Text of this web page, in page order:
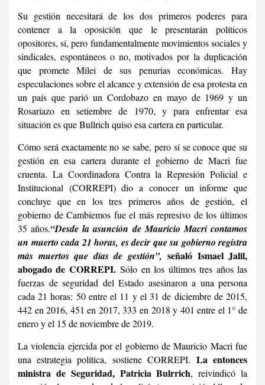
Su gestión necesitará de los dos primeros poderes para
contener a la oposición que le presentarán políticos
opositores, sí, pero fundamentalmente movimientos sociales y
sindicales, espontáneos o no, motivados por la duplicación
que promete Milei de sus penurias económicas. Hay
especulaciones sobre el alcance y extensión de esa protesta en
un país que parió un Cordobazo en mayo de 1969 y un
Rosariazo en setiembre de 1970, y para enfrentar esa
situación es que Bullrich quiso esa cartera en particular.
Cómo será exactamente no se sabe, pero sí se conoce que su
gestión en esa cartera durante el gobierno de Macri fue
cruenta. La Coordinadora Contra la Represión Policial e
Institucional (CORREPI) dio a conocer un informe que
concluye que en los tres primeros años de gestión, el
gobierno de Cambiemos fue el más represivo de los últimos
35 años.“Desde la asunción de Mauricio Macri contamos
un muerto cada 21 horas, es decir que su gobierno registra
más muertos que días de gestión”, señaló Ismael Jalil,
abogado de CORREPI.Sólo en los últimos tres años las
fuerzas de seguridad del Estado asesinaron a una persona
cada 21 horas: 50 entre el 11 y el 31 de diciembre de 2015,
442 en 2016, 451 en 2017, 333 en 2018 y 401 entre el 1° de
enero y el 15 de noviembre de 2019.
La violencia ejercida por el gobierno de Mauricio Macri fue
una estrategia política, sostiene CORREPI. La entonces
ministra de Seguridad, Patricia Bulrrich, reivindicó la